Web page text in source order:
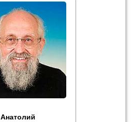
Анатолий